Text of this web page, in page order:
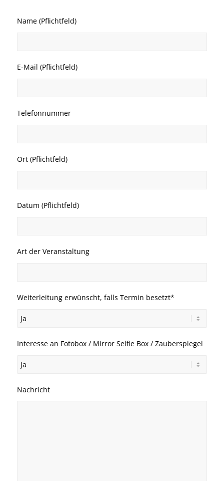
Name (Pflichtfeld)
E-Mail (Pflichtfeld)
Telefonnummer
Ort (Pflichtfeld)
Datum (Pflichtfeld)
Art der Veranstaltung
Weiterleitung erwünscht, falls Termin besetzt*
Interesse an Fotobox / Mirror Selfie Box / Zauberspiegel
Nachricht